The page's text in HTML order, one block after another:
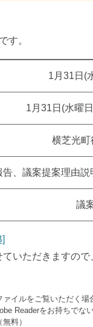
す。
1月31日(
1月31日(水曜
横芝光
、議案提案理由説
議
いただきますので
ァイルをご覧いただく
Readerをお持ちでな
料）